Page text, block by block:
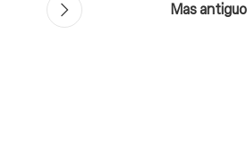
Mas antiguo